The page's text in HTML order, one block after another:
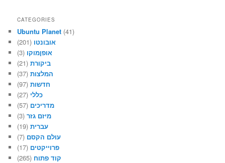
CATEGORIES
Ubuntu Planet (41)
אובונטו (201)
אופןמוקו (3)
ביקורת(21)
המלצות(37)
חדשות(97)
כללי (27)
מדריכים (57)
מיזם גזר(3)
עברית(19)
עולם הקסם (7)
פרוייקטים (17)
קוד פתוח (265)